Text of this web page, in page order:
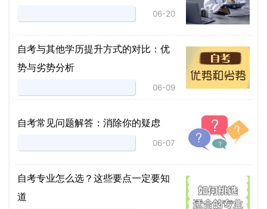
06-20
自考与其他学历提升方式的对比：优
势与劣势分析
06-09
自考常见问题解答：消除你的疑虑
06-07
自考专业怎么选？这些要点一定要知
道